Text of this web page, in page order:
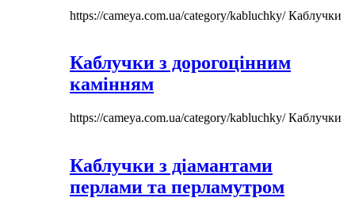
https://cameya.com.ua/category/kabluchky/Каблучки
Каблучки з дорогоцінним
камінням
https://cameya.com.ua/category/kabluchky/Каблучки
Каблучки з діамантами
перлами та перламутром